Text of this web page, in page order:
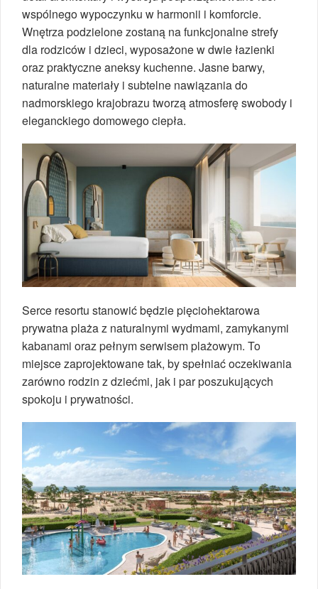
wspólnego wypoczynku w harmonii i komforcie.
Wnętrza podzielone zostaną na funkcjonalne strefy
dla rodziców i dzieci, wyposażone w dwie łazienki
oraz praktyczne aneksy kuchenne. Jasne barwy,
naturalne materiały i subtelne nawiązania do
nadmorskiego krajobrazu tworzą atmosferę swobody i
eleganckiego domowego ciepła.
Serce resortu stanowić będzie pięciohektarowa
prywatna plaża z naturalnymi wydmami, zamykanymi
kabanami oraz pełnym serwisem plażowym. To
miejsce zaprojektowane tak, by spełniać oczekiwania
zarówno rodzin z dziećmi, jak i par poszukujących
spokoju i prywatności.